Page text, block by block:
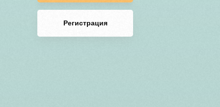
Регистрация